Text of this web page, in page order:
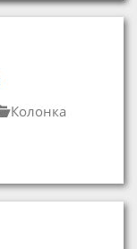
Колонка